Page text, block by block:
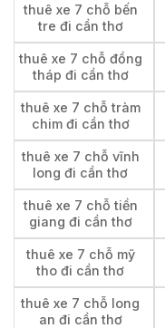
thuê xe 7 chỗ bến
tre đi cần thơ
thuê xe 7 chỗ đồng
tháp đi cần thơ
thuê xe 7 chỗ tràm
chim đi cần thơ
thuê xe 7 chỗ vĩnh
long đi cần thơ
thuê xe 7 chỗ tiền
giang đi cần thơ
thuê xe 7 chỗ mỹ
tho đi cần thơ
thuê xe 7 chỗ long
an đi cần thơ